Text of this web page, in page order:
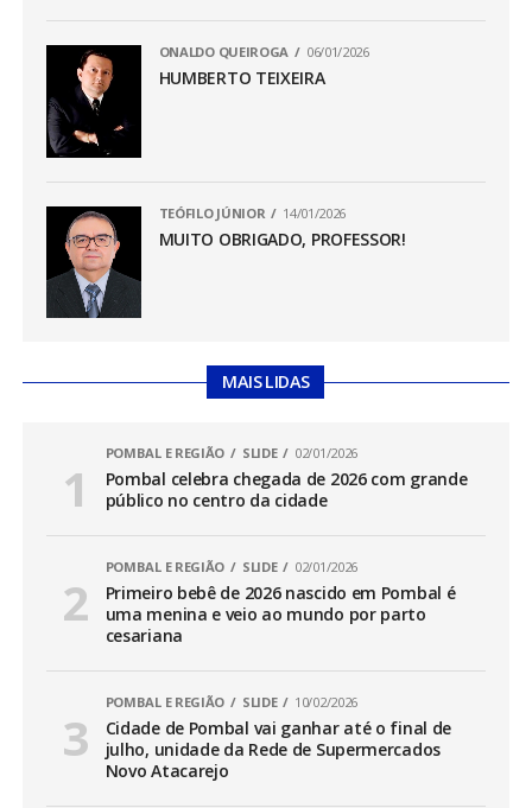
ONALDO QUEIROGA 06/01/2026
HUMBERTO TEIXEIRA
TEÓFILO JÚNIOR 14/01/2026
MUITO OBRIGADO, PROFESSOR!
MAIS LIDAS
POMBAL E REGIÃO SLIDE 02/01/2026
Pombal celebra chegada de 2026 com grande
público no centro da cidade
POMBAL E REGIÃO SLIDE 02/01/2026
Primeiro bebê de 2026 nascido em Pombal é
uma menina e veio ao mundo por parto
cesariana
POMBAL E REGIÃO SLIDE 10/02/2026
Cidade de Pombal vai ganhar até o final de
julho, unidade da Rede de Supermercados
Novo Atacarejo